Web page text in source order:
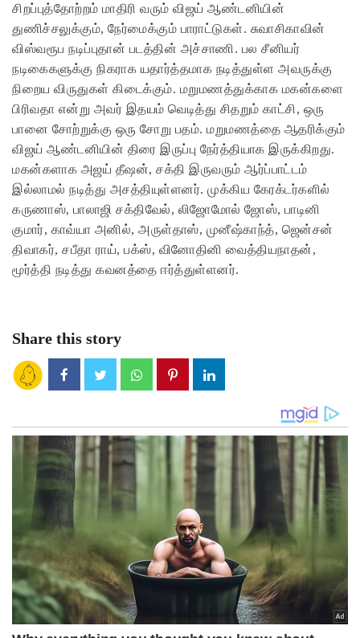
சிறப்புத்தோற்றம் மாதிரி வரும் விஜய் ஆண்டனியின்
துணிச்சலுக்கும், நேர்மைக்கும் பாராட்டுகள். சுவாசிகாவின்
விஸ்வரூப நடிப்புதான் படத்தின் அச்சாணி. பல சீனியர்
நடிகைகளுக்கு நிகராக யதார்த்தமாக நடித்துள்ள அவருக்கு
நிறைய விருதுகள் கிடைக்கும். மறுமணத்துக்காக மகன்களை
பிரிவதா என்று அவர் இதயம் வெடித்து சிதறும் காட்சி, ஒரு
பானை சோற்றுக்கு ஒரு சோறு பதம். மறுமணத்தை ஆதரிக்கும்
விஜய் ஆண்டனியின் திரை இருப்பு நேர்த்தியாக இருக்கிறது.
மகன்களாக அஜய் தீஷன், சக்தி இருவரும் ஆர்ப்பாட்டம்
இல்லாமல் நடித்து அசத்தியுள்ளனர். முக்கிய கேரக்டர்களில்
கருணாஸ், பாலாஜி சக்திவேல், லிஜோமோல் ஜோஸ், பாடினி
குமார், காவ்யா அனில், அருள்தாஸ், முனீஷ்காந்த், ஜென்சன்
திவாகர், சபீதா ராய், பக்ஸ், வினோதினி வைத்தியநாதன்,
மூர்த்தி நடித்து கவனத்தை ஈர்த்துள்ளனர்.
Share this story